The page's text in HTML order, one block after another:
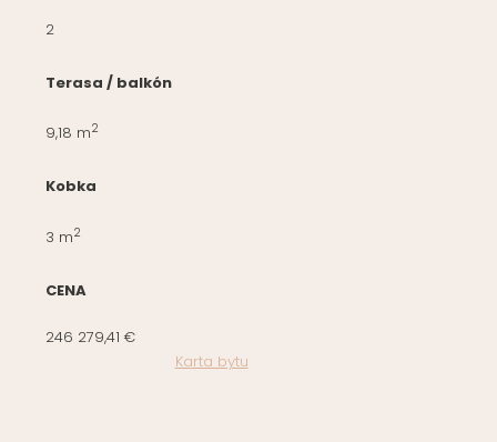
2
Terasa / balkón
9,18 m2
Kobka
3 m2
CENA
246 279,41 €
Karta bytu